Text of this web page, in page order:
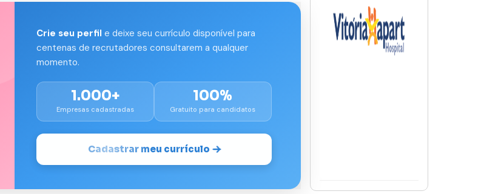
Crie seu perfil e deixe seu currículo disponível para
centenas de recrutadores consultarem a qualquer
momento.
1.000+
Empresas cadastradas
100%
Gratuito para candidatos
Cadastrar meu currículo